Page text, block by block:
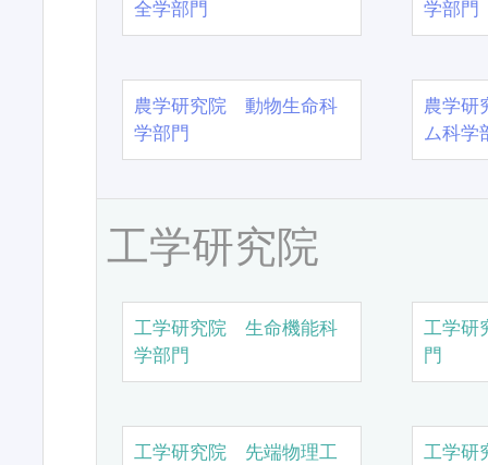
全学部門
学部門
農学研究院 動物生命科
学部門
農学
ム科学
工学研究院
工学研究院 生命機能科
学部門
工学研
門
工学研究院 先端物理工
工学研